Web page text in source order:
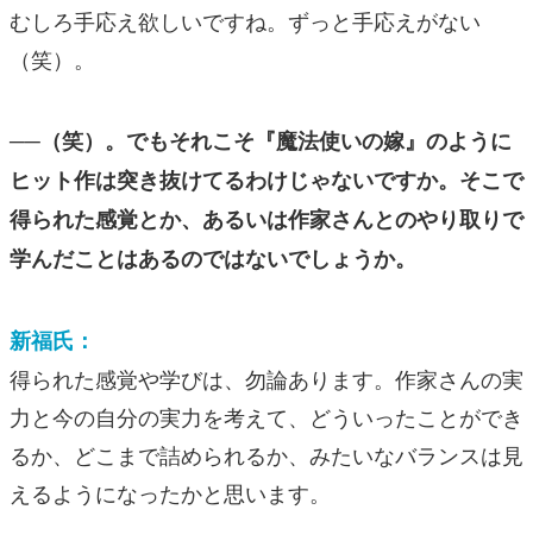
むしろ手応え欲しいですね。ずっと手応えがない
（笑）。
──（笑）。でもそれこそ『魔法使いの嫁』のように
ヒット作は突き抜けてるわけじゃないですか。そこで
得られた感覚とか、あるいは作家さんとのやり取りで
学んだことはあるのではないでしょうか。
新福氏：
得られた感覚や学びは、勿論あります。作家さんの実
力と今の自分の実力を考えて、どういったことができ
るか、どこまで詰められるか、みたいなバランスは見
えるようになったかと思います。